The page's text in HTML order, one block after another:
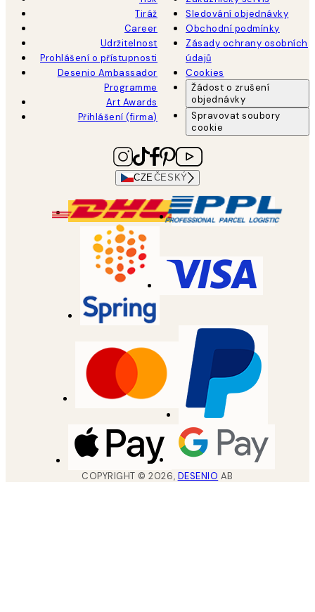
Tiráž
Career
Udržitelnost
Prohlášení o přístupnosti
Desenio Ambassador
Programme
Art Awards
Přihlášení (firma)
Sledování objednávky
Obchodní podmínky
Zásady ochrany osobních
údajů
Cookies
Žádost o zrušení
objednávky
Spravovat soubory
cookie
CZEČESKÝ
COPYRIGHT ©2026, DESENIO AB